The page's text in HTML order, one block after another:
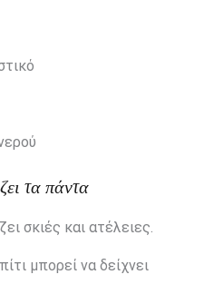
τα πάντα
σκιές και ατέλειες.
μπορεί να δείχνει